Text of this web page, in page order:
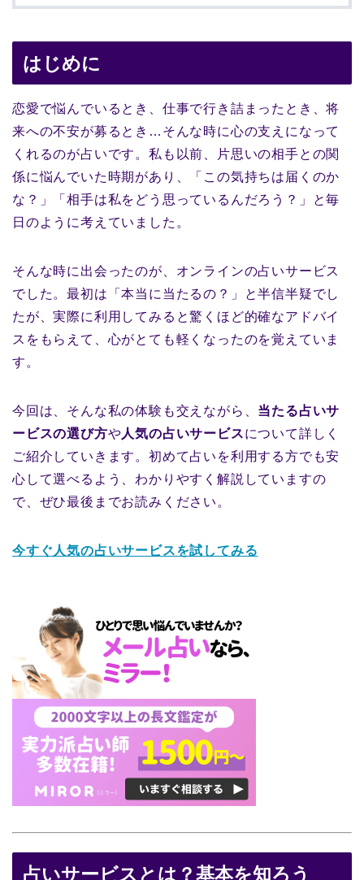
はじめに
恋愛で悩んでいるとき、仕事で行き詰まったとき、将
来への不安が募るとき…そんな時に心の支えになって
くれるのが占いです。私も以前、片思いの相手との関
係に悩んでいた時期があり、「この気持ちは届くのか
な？」「相手は私をどう思っているんだろう？」と毎
日のように考えていました。
そんな時に出会ったのが、オンラインの占いサービス
でした。最初は「本当に当たるの？」と半信半疑でし
たが、実際に利用してみると驚くほど的確なアドバイ
スをもらえて、心がとても軽くなったのを覚えていま
す。
今回は、そんな私の体験も交えながら、 当たる占いサ
ービスの選び方や人気の占いサービスについて詳しく
ご紹介していきます。初めて占いを利用する方でも安
心して選べるよう、わかりやすく解説していますの
で、ぜひ最後までお読みください。
今すぐ人気の占いサービスを試してみる
占いサービスとは？基本を知ろう